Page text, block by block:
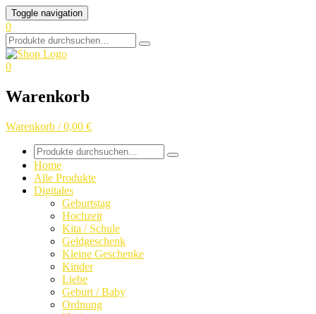
Skip
to
content
Toggle navigation
0
Search
for:
0
Warenkorb
Warenkorb / 0,00 €
Search
for:
Home
Alle Produkte
Digitales
Geburtstag
Hochzeit
Kita / Schule
Geldgeschenk
Kleine Geschenke
Kinder
Liebe
Geburt / Baby
Ordnung